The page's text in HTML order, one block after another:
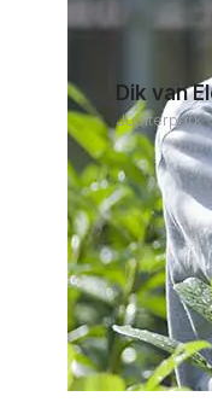
Dik van
Jupiterpark